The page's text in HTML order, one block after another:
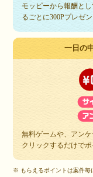
モッピーから報酬と
るごとに300Pプレゼン
一日の
無料ゲームや、アン
クリックするだけで
※ もらえるポイントは案件毎